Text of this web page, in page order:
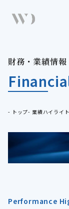
財務 ・業績情報
トップ 業績ハイライト
Performance
事業
最
サス
IR
採